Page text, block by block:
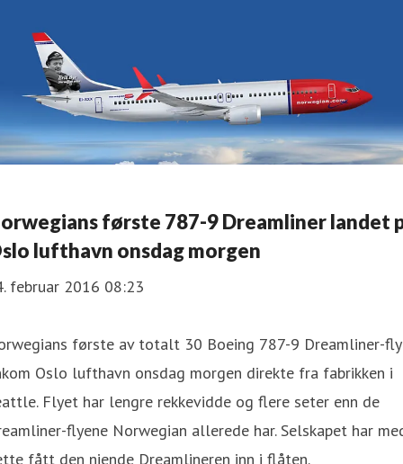
første 787-9 Dreamliner landet
lufthavn onsdag morgen
februar 2016 08:23
første av totalt 30 Boeing 787-9 Dreamliner-fly
Oslo lufthavn onsdag morgen direkte fra fabrikken i
Flyet har lengre rekkevidde og flere seter enn de
flyene Norwegian allerede har. Selskapet har
fått den niende Dreamlineren inn i flåten.